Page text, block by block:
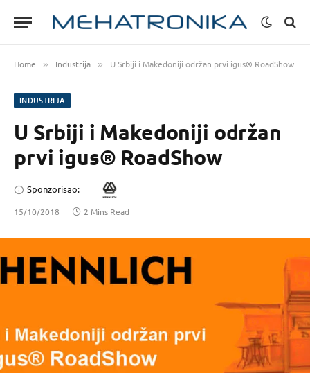
Home » Industrija » U Srbiji i Makedoniji održan prvi igus® RoadShow
INDUSTRIJA
U Srbiji i Makedoniji održan
prvi igus® RoadShow
Sponzorisao:
15/10/2018 2 Mins Read